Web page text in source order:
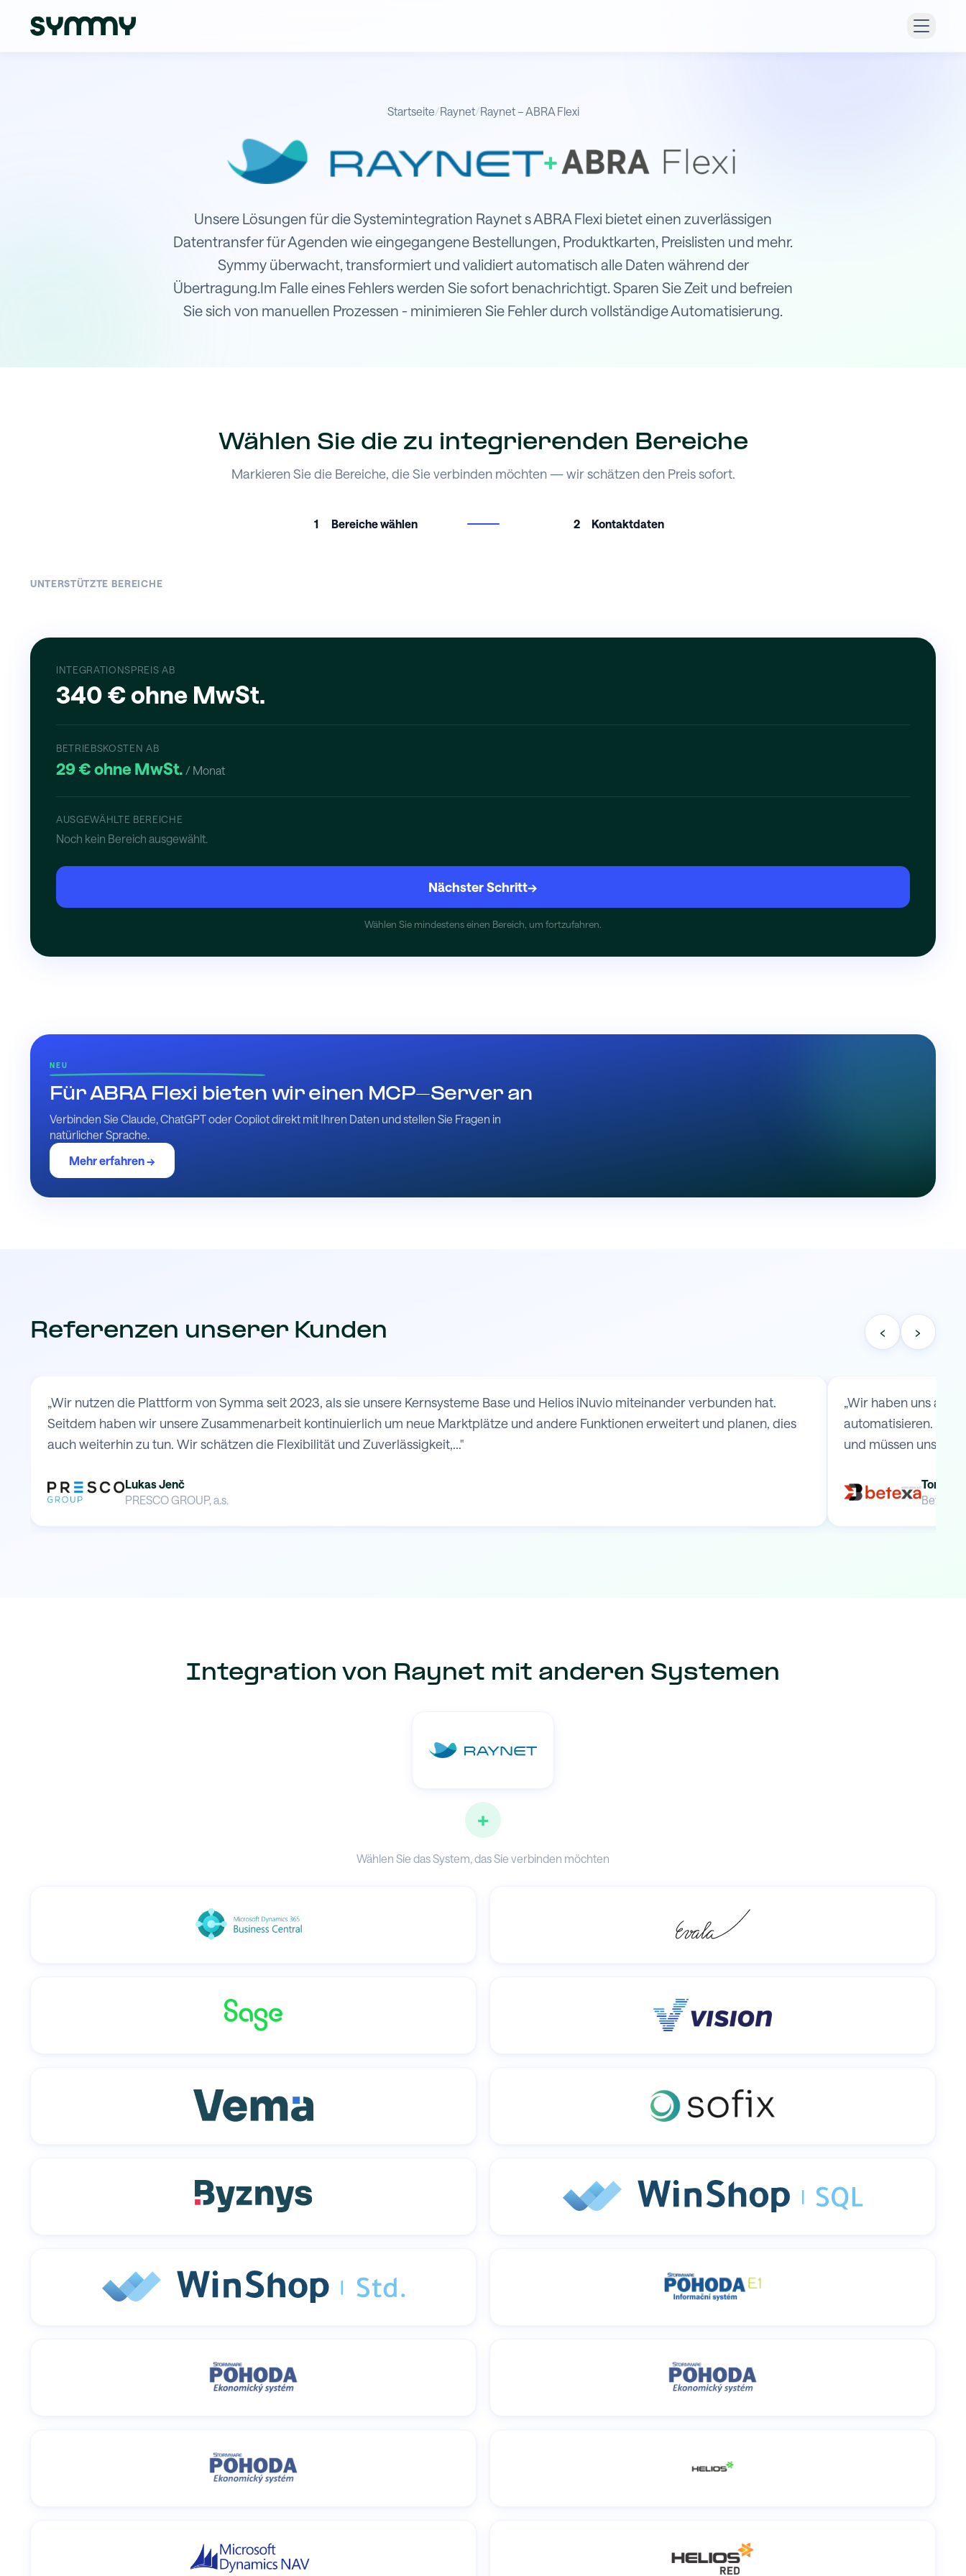
Startseite/Raynet/Raynet – ABRA Flexi
+
Integration von Raynet mit ABRA FlexiUnsere Lösungen für die Systemintegration Raynet s ABRA Flexi bietet einen zuverlässigen
Datentransfer für Agenden wie eingegangene Bestellungen, Produktkarten, Preislisten und mehr.
Symmy überwacht, transformiert und validiert automatisch alle Daten während der
Übertragung.Im Falle eines Fehlers werden Sie sofort benachrichtigt. Sparen Sie Zeit und befreien
Sie sich von manuellen Prozessen - minimieren Sie Fehler durch vollständige Automatisierung.
Wählen Sie die zu integrierenden Bereiche
Markieren Sie die Bereiche, die Sie verbinden möchten — wir schätzen den Preis sofort.
1 Bereiche wählen 2 Kontaktdaten
UNTERSTÜTZTE BEREICHE
INTEGRATIONSPREIS AB
340 € ohne MwSt.
BETRIEBSKOSTEN AB
29 € ohne MwSt. / Monat
AUSGEWÄHLTE BEREICHE
Noch kein Bereich ausgewählt.
Nächster Schritt→
Wählen Sie mindestens einen Bereich, um fortzufahren.
NEU
Für ABRA Flexi bieten wir einen MCP-Server an
Verbinden Sie Claude, ChatGPT oder Copilot direkt mit Ihren Daten und stellen Sie Fragen in
natürlicher Sprache.
Mehr erfahren →
Referenzen unserer Kunden ‹ ›
„Wir nutzen die Plattform von Symma seit 2023, als sie unsere Kernsysteme Base und Helios iNuvio miteinander verbunden hat.
Seitdem haben wir unsere Zusammenarbeit kontinuierlich um neue Marktplätze und andere Funktionen erweitert und planen, dies
auch weiterhin zu tun. Wir schätzen die Flexibilität und Zuverlässigkeit,..."
Lukas Jenč
PRESCO GROUP, a.s.
„Wir haben uns an
automatisieren.
und müssen uns
Tomas
Betexa
Integration von Raynet mit anderen Systemen
+
Wählen Sie das System, das Sie verbinden möchten